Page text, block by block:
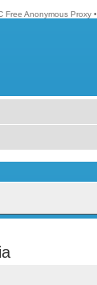
Free Anonymous Proxy •